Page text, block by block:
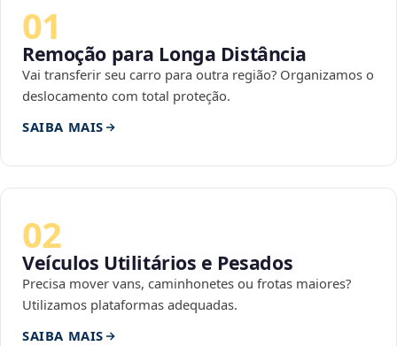
01
Remoção para Longa Distância
Vai transferir seu carro para outra região? Organizamos o
deslocamento com total proteção.
SAIBA MAIS
02
Veículos Utilitários e Pesados
Precisa mover vans, caminhonetes ou frotas maiores?
Utilizamos plataformas adequadas.
SAIBA MAIS